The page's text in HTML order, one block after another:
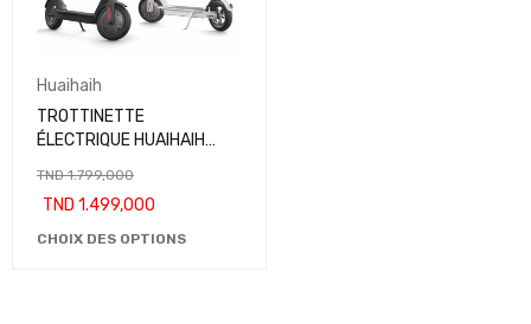
Huaihaih
TROTTINETTE
ÉLECTRIQUE HUAIHAIH
TND1.799,000
TND 1.499,000
CHOIX DES OPTIONS